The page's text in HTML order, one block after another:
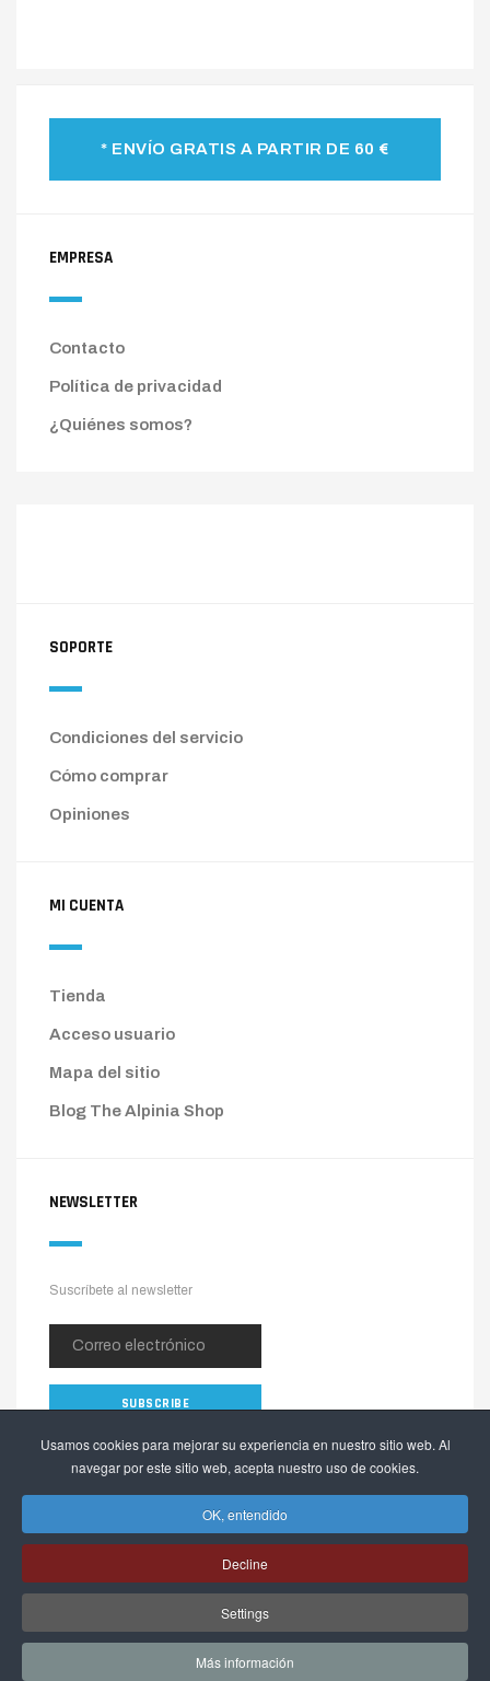
Usamos cookies para mejorar su experiencia en nuestro sitio web. Al
navegar por este sitio web, acepta nuestro uso de cookies.
OK, entendido
Decline
Settings
Más información
* ENVÍO GRATIS A PARTIR DE 60 €
EMPRESA
Contacto
Política de privacidad
¿Quiénes somos?
SOPORTE
Condiciones del servicio
Cómo comprar
Opiniones
MI CUENTA
Tienda
Acceso usuario
Mapa del sitio
Blog The Alpinia Shop
NEWSLETTER
Suscríbete al newsletter
Copyright © 2026 The Alpinia Shop. Todos los derechos reservados.
Webactualizable.com